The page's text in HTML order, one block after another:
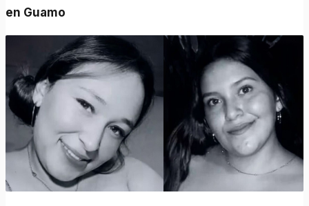
en Guamo